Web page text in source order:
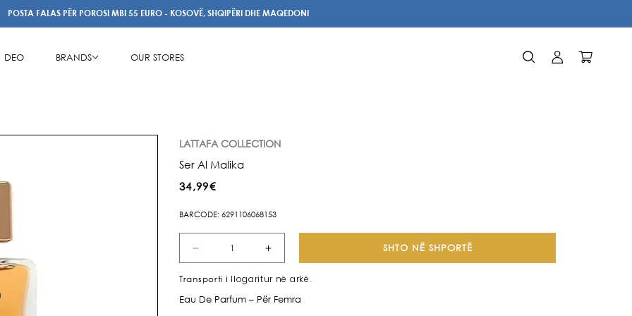
POSTA FALAS PËR POROSI MBI 55 EURO - KOSOVË, SHQIPËRI DHE MAQEDONI
DEO BRANDS OUR STORES IdentifikohuKarrocë
LATTAFA COLLECTION
Ser Al Malika
Çmimi
34,99€
BARCODE: 6291106068153
Zvogëlo
për
Ser
Rrit
për
Ser
SHTO NË SHPORTË
Transporti i llogaritur në arkë.
Eau De Parfum – Për Femra